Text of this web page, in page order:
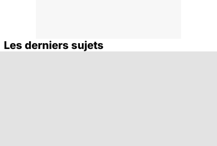
Les derniers sujets